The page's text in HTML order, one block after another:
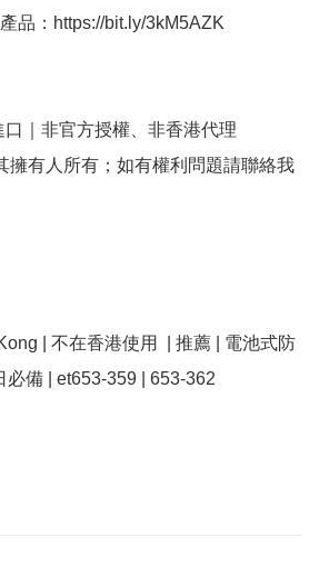
品：https://bit.ly/3kM5AZK
｜非官方授權、非香港代理
擁有人所有；如有權利問題請聯絡我
| 不在香港使用  | 推薦 | 電池式防
必備 | et653-359 | 653-362